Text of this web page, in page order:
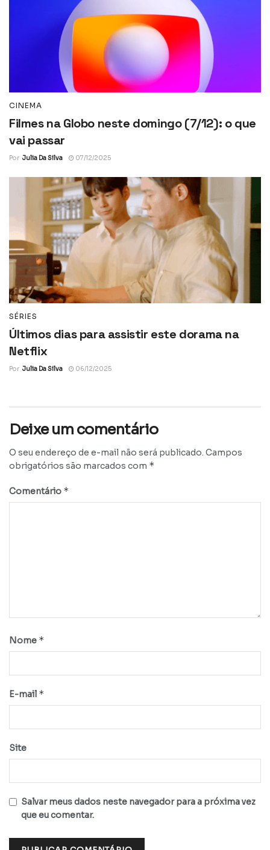
CINEMA
Filmes na Globo neste domingo (7/12): o que
vai passar
Por Julia Da Silva 07/12/2025
SÉRIES
Últimos dias para assistir este dorama na
Netflix
Por Julia Da Silva 06/12/2025
Deixe um comentário
O seu endereço de e-mail não será publicado. Campos
obrigatórios são marcados com *
Comentário *
Nome *
E-mail *
Site
Salvar meus dados neste navegador para a próxima vez
que eu comentar.